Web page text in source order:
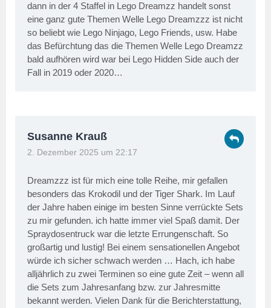
dann in der 4 Staffel in Lego Dreamzz handelt sonst
eine ganz gute Themen Welle Lego Dreamzzz ist nicht
so beliebt wie Lego Ninjago, Lego Friends, usw. Habe
das Befürchtung das die Themen Welle Lego Dreamzz
bald aufhören wird war bei Lego Hidden Side auch der
Fall in 2019 oder 2020…
Susanne Krauß
2. Dezember 2025 um 22:17
Dreamzzz ist für mich eine tolle Reihe, mir gefallen
besonders das Krokodil und der Tiger Shark. Im Lauf
der Jahre haben einige im besten Sinne verrückte Sets
zu mir gefunden. ich hatte immer viel Spaß damit. Der
Spraydosentruck war die letzte Errungenschaft. So
großartig und lustig! Bei einem sensationellen Angebot
würde ich sicher schwach werden … Hach, ich habe
alljährlich zu zwei Terminen so eine gute Zeit – wenn all
die Sets zum Jahresanfang bzw. zur Jahresmitte
bekannt werden. Vielen Dank für die Berichterstattung,